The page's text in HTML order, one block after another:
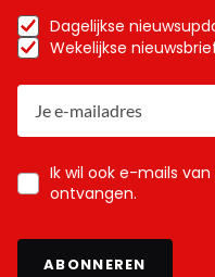
Dagelijkse
Wekelijkse
Ik wil ook e-mails
ontvangen.
ABONNEREN